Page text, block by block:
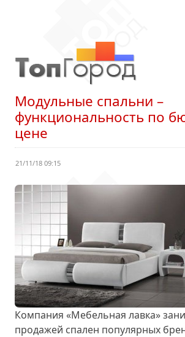
Модульные спальни –
функциональность по
цене
21/11/18 09:15
Компания «Мебельная лавка»
продажей спален популярных